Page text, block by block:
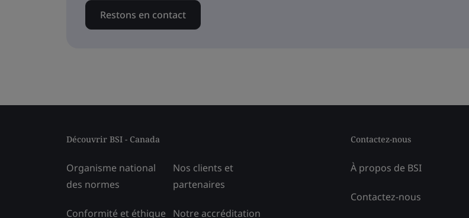
Restons en contact
Découvrir BSI - Canada
Organisme national
des normes
Conformité et éthique
Nos clients et
partenaires
Notre accréditation
Contactez-nous
À propos de BSI
Contactez-nous